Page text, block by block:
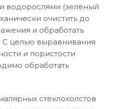
водорослями (зелёный
очистить до
и обработать
С целью выравнивания
и пористости
обработать
стеклохолстов